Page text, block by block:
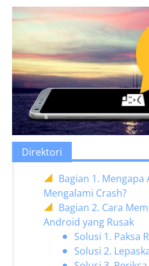
Direktori
Bagian 1.
Mengalami Crash?
Bagian 2. Cara
Android yang Rusak
Solusi 1. Paksa
Solusi 2.